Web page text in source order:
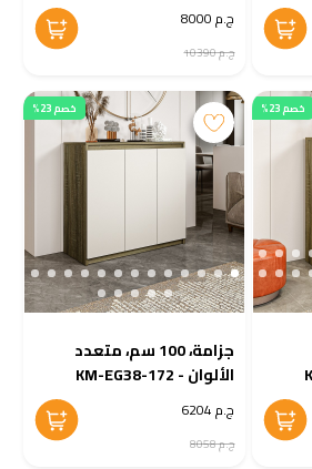
ج.م 8000
ج.م 10390
خصم 23% خصم 23%
جزامة، 100 سم، متعدد
الألوان - KM-EG38-172
ج.م 6204
ج.م 8058